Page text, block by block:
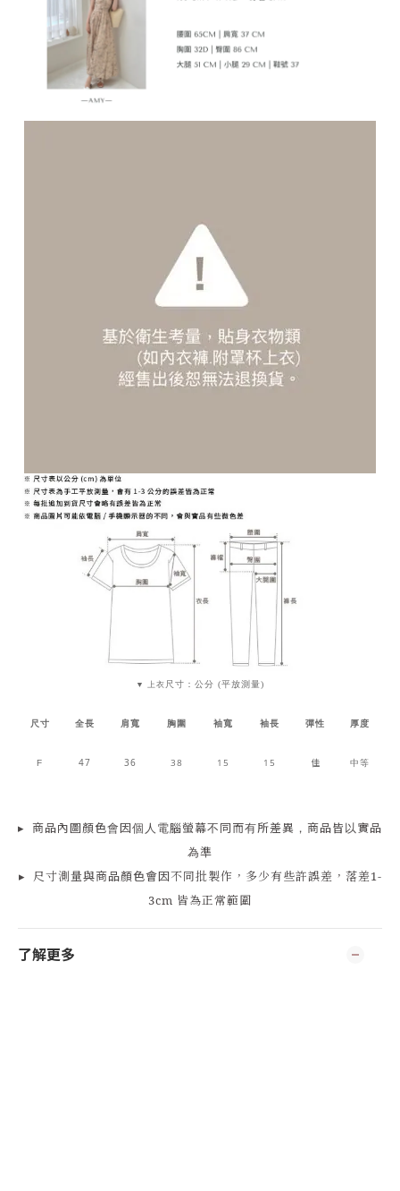
▼ 上衣 尺寸：公分 (平放測量)
尺寸 全長 肩寬 胸圍 袖寬 袖長 彈性 厚度
F 47 36 38 15 15 佳 中等
▸ 商品內圖顏色會因個人電腦螢幕不同而有所差異，商品皆以實品
為準
▸ 尺寸測量與商品顏色會因不同批製作，多少有些許誤差，落差1-
3cm 皆為正常範圍
了解更多